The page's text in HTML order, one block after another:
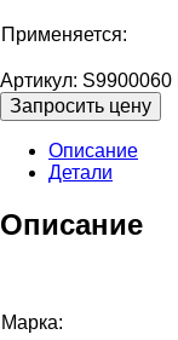
Применяется:
Артикул: S9900060
Запросить цену
Описание
Детали
Описание
Марка: